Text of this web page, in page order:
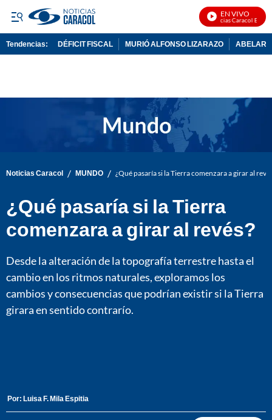
EN VIVO
Noticias Caracol En Vivo
Tendencias: DÉFICIT FISCAL MURIÓ ALFONSO LIZARAZO
Noticias Caracol / MUNDO / ¿Qué pasaría si la Tierra comenzara a girar al
¿Qué pasaría si la Tierra
comenzara a girar al revés?
Desde la alteración de la topografía terrestre hasta el
cambio en los ritmos naturales, exploramos los
cambios y consecuencias que podrían existir si la Tierra
girara en sentido contrarío.
Por: Luisa F. Mila Espitia